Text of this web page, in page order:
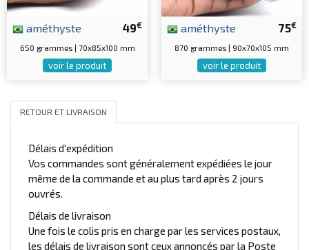
49€
améthyste
650 grammes | 70x85x100 mm
voir le produit
75€
améthyste
870 grammes | 90x70x105 mm
voir le produit
RETOUR ET LIVRAISON
Délais d'expédition
Vos commandes sont généralement expédiées le jour
même de la commande et au plus tard après 2 jours
ouvrés.
Délais de livraison
Une fois le colis pris en charge par les services postaux,
les délais de livraison sont ceux annoncés par la Poste